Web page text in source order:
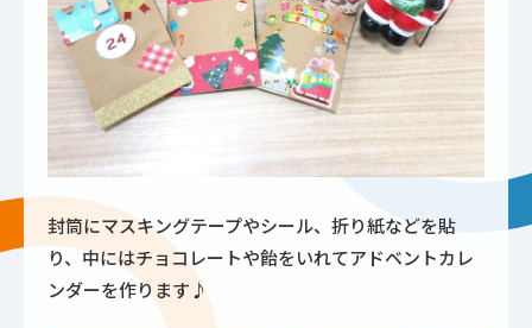
封筒にマスキングテープやシール、折り紙などを貼
り、中にはチョコレートや飴をいれてアドベントカレ
ンダーを作ります♪